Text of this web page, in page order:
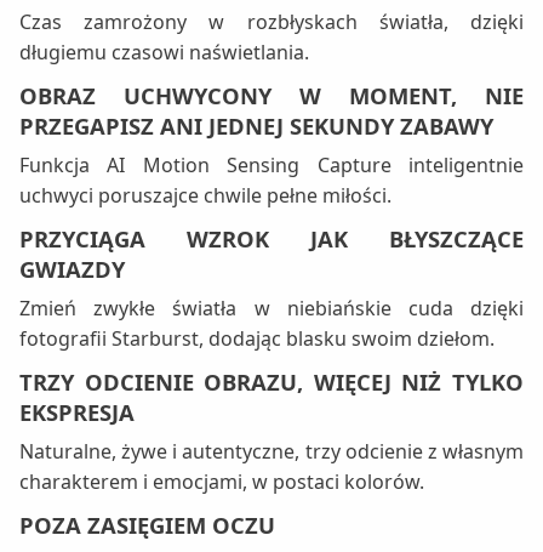
Czas zamrożony w rozbłyskach światła, dzięki
długiemu czasowi naświetlania.
OBRAZ UCHWYCONY W MOMENT, NIE
PRZEGAPISZ ANI JEDNEJ SEKUNDY ZABAWY
Funkcja AI Motion Sensing Capture inteligentnie
uchwyci poruszajce chwile pełne miłości.
PRZYCIĄGA WZROK JAK BŁYSZCZĄCE
GWIAZDY
Zmień zwykłe światła w niebiańskie cuda dzięki
fotografii Starburst, dodając blasku swoim dziełom.
TRZY ODCIENIE OBRAZU, WIĘCEJ NIŻ TYLKO
EKSPRESJA
Naturalne, żywe i autentyczne, trzy odcienie z własnym
charakterem i emocjami, w postaci kolorów.
POZA ZASIĘGIEM OCZU